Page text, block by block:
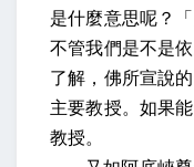
是什麼意思呢？
不管我們是不是
了解，佛所宣說
主要教授。如果
教授。